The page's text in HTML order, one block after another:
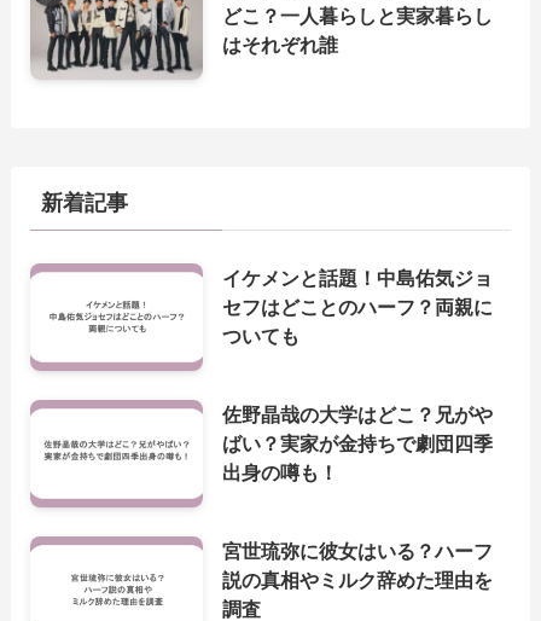
どこ？一人暮らしと実家暮らし
はそれぞれ誰
新着記事
イケメンと話題！中島佑気ジョ
セフはどことのハーフ？両親に
ついても
佐野晶哉の大学はどこ？兄がや
ばい？実家が金持ちで劇団四季
出身の噂も！
宮世琉弥に彼女はいる？ハーフ
説の真相やミルク辞めた理由を
調査